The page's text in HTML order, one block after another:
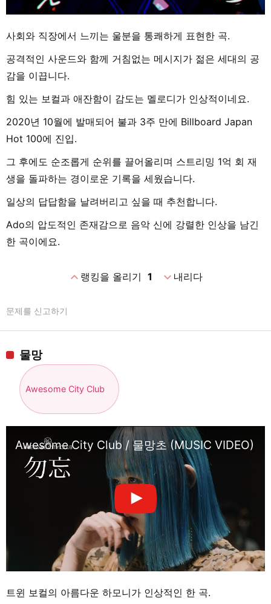
사회와 직장에서 느끼는 울분을 통쾌하게 표현한 곡.
공격적인 사운드와 함께 거침없는 메시지가 젊은 세대의 공
감을 이끕니다.
힘 있는 보컬과 애잔함이 감도는 멜로디가 인상적이네요.
2020년 10월에 발매되어 불과 3주 만에 Billboard Japan
Hot 100에 진입.
그 후에도 순조롭게 순위를 끌어올리며 스트리밍 1억 회 재
생을 돌파하는 경이로운 기록을 세웠습니다.
일상의 답답함을 날려버리고 싶을 때 추천합니다.
Ado의 압도적인 존재감으로 음악 신에 강렬한 인상을 남긴
한 곡이에요.
expand_less랭킹을 올리기 1 expand_more내리다
문제를 신고하기
물망
Awesome City Club
Awesome City Club / 물망초 (MUSIC VIDEO)
트윈 보컬의 아름다운 하모니가 인상적인 한 곡.